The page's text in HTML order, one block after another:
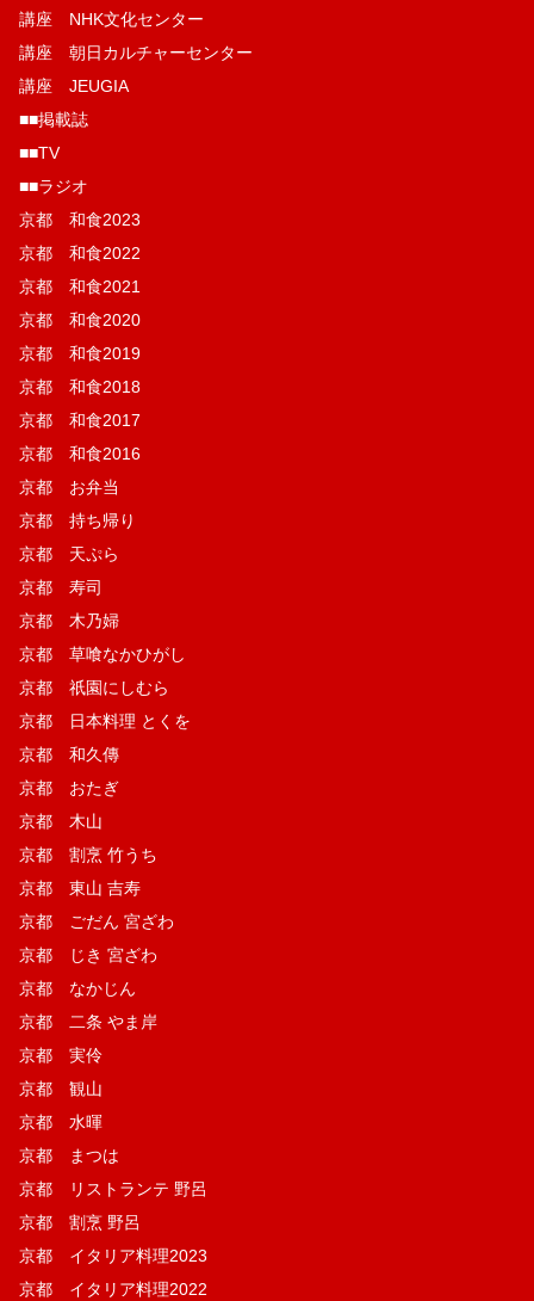
講座 NHK文化センター
講座 朝日カルチャーセンター
講座 JEUGIA
■■掲載誌
■■TV
■■ラジオ
京都 和食2023
京都 和食2022
京都 和食2021
京都 和食2020
京都 和食2019
京都 和食2018
京都 和食2017
京都 和食2016
京都 お弁当
京都 持ち帰り
京都 天ぷら
京都 寿司
京都 木乃婦
京都 草喰なかひがし
京都 祇園にしむら
京都 日本料理 とくを
京都 和久傳
京都 おたぎ
京都 木山
京都 割烹 竹うち
京都 東山 吉寿
京都 ごだん 宮ざわ
京都 じき 宮ざわ
京都 なかじん
京都 二条 やま岸
京都 実伶
京都 観山
京都 水暉
京都 まつは
京都 リストランテ 野呂
京都 割烹 野呂
京都 イタリア料理2023
京都 イタリア料理2022